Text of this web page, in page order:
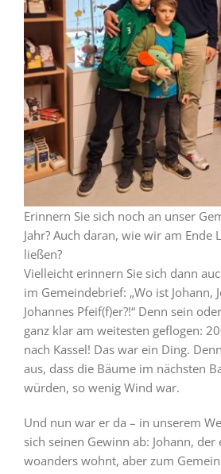
Erinnern Sie sich noch an unser
Jahr? Auch daran, wie wir am Ende
ließen?
Vielleicht erinnern Sie sich dann
im Gemeindebrief: „Wo ist Johann,
Johannes Pfeif(f)er?!“ Denn sein
ganz klar am weitesten geflogen:
nach Kassel! Das war ein Ding.
aus, dass die Bäume im nächsten
würden, so wenig Wind war.
Und nun war er da – in unserem
sich seinen Gewinn ab: Johann, der
woanders wohnt, aber zum